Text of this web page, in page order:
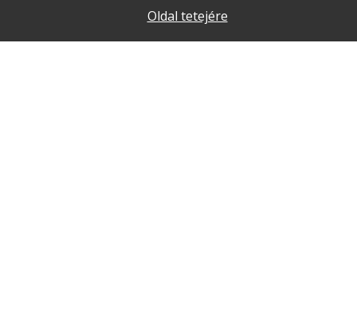
Oldal tetejére